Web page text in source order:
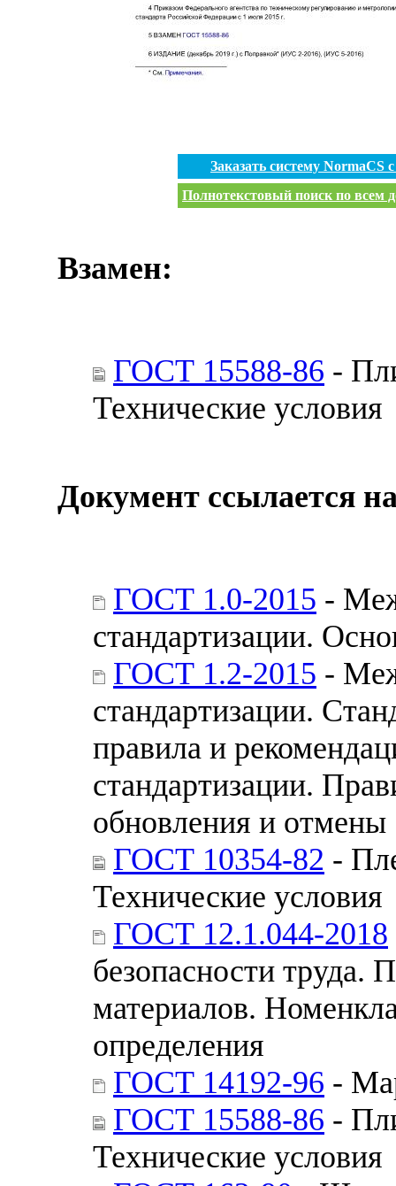
Заказать систему
Полнотекстовый поиск по всем
Взамен:
ГОСТ 15588-86 -
Технические условия
Документ ссылается
ГОСТ 1.0-2015 -
стандартизации.
ГОСТ 1.2-2015 -
стандартизации.
правила и
стандартизации.
обновления и отмены
ГОСТ 10354-82 -
Технические условия
ГОСТ 12.1.044-2018
безопасности труда.
материалов.
определения
ГОСТ 14192-96 -
ГОСТ 15588-86 -
Технические условия